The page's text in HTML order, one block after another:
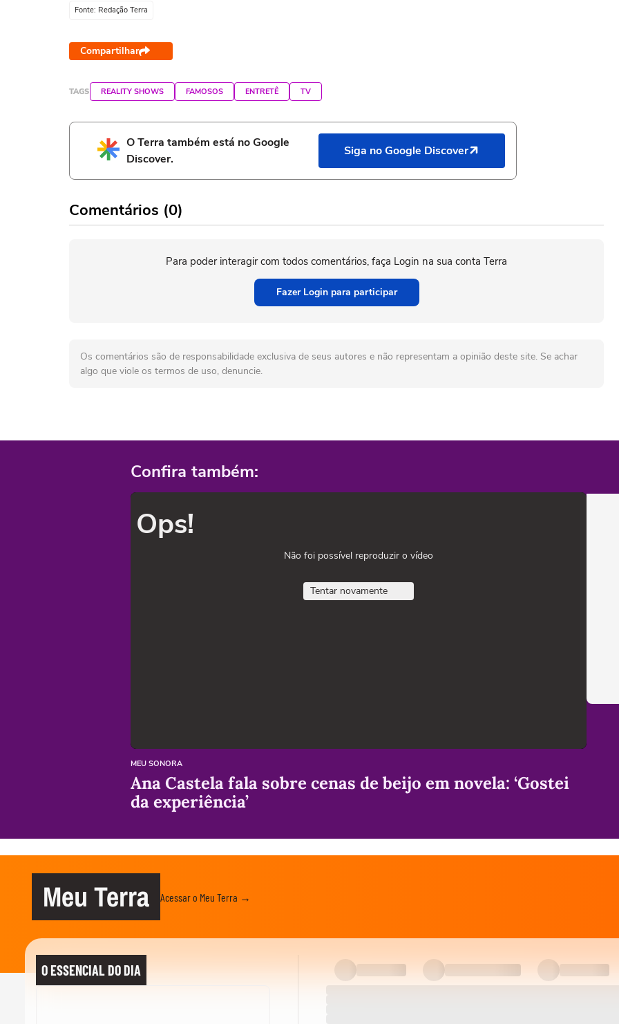
Fonte: Redação Terra
Compartilhar
TAGS REALITY SHOWS FAMOSOS ENTRETÊ TV
O Terra também está no Google
Discover.
Siga no Google Discover
Comentários (0)
Para poder interagir com todos comentários, faça Login na sua conta Terra
Fazer Login para participar
Os comentários são de responsabilidade exclusiva de seus autores e não representam a opinião deste site. Se achar
algo que viole os termos de uso, denuncie.
Confira também:
Ops!
Não foi possível reproduzir o vídeo
Tentar novamente
MEU SONORA
Ana Castela fala sobre cenas de beijo em novela: ‘Gostei
da experiência’
Meu Terra Acessar o Meu Terra →
O ESSENCIAL DO DIA